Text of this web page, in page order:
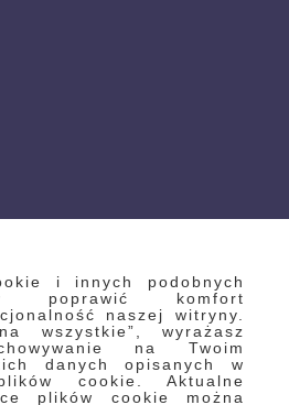
i innych podobnych
poprawić komfort
naszej witryny.
wszystkie”, wyrażasz
na Twoim
danych opisanych w
cookie. Aktualne
plików cookie można
pliki cookie